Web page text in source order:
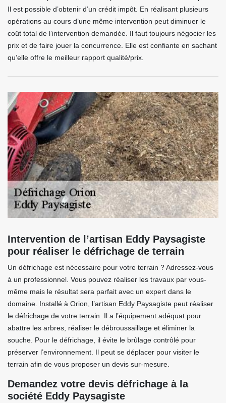
Il est possible d’obtenir d’un crédit impôt. En réalisant plusieurs
opérations au cours d’une même intervention peut diminuer le
coût total de l’intervention demandée. Il faut toujours négocier les
prix et de faire jouer la concurrence. Elle est confiante en sachant
qu’elle offre le meilleur rapport qualité/prix.
Intervention de l’artisan Eddy Paysagiste
pour réaliser le défrichage de terrain
Un défrichage est nécessaire pour votre terrain ? Adressez-vous
à un professionnel. Vous pouvez réaliser les travaux par vous-
même mais le résultat sera parfait avec un expert dans le
domaine. Installé à Orion, l’artisan Eddy Paysagiste peut réaliser
le défrichage de votre terrain. Il a l’équipement adéquat pour
abattre les arbres, réaliser le débroussaillage et éliminer la
souche. Pour le défrichage, il évite le brûlage contrôlé pour
préserver l’environnement. Il peut se déplacer pour visiter le
terrain afin de vous proposer un devis sur-mesure.
Demandez votre devis défrichage à la
société Eddy Paysagiste